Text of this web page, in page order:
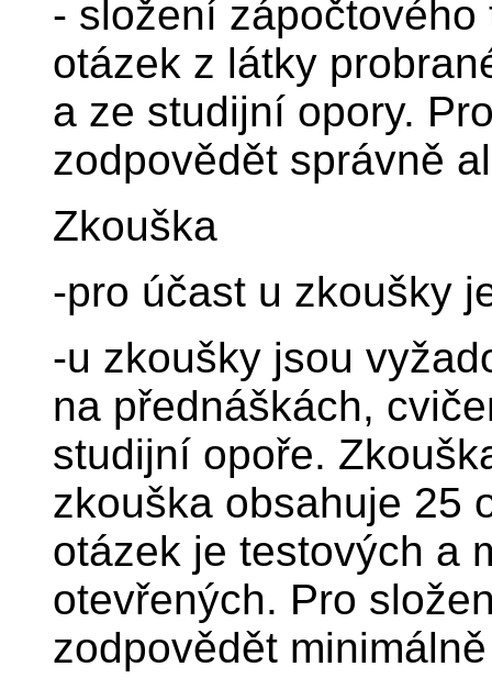
- složení zápočtového
otázek z látky
a ze studijní opory.
zodpovědět správně
Zkouška
-pro účast u zkoušky
-u zkoušky jsou
na přednáškách,
studijní opoře.
zkouška obsahuje 25
otázek je testových a
otevřených. Pro
zodpovědět